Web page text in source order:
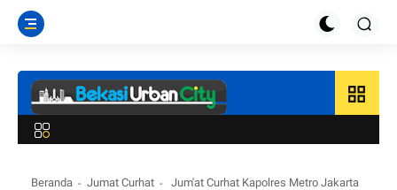
grid_view
Beranda Jumat Curhat
Jum'at Curhat Kapolres Metro Jakarta